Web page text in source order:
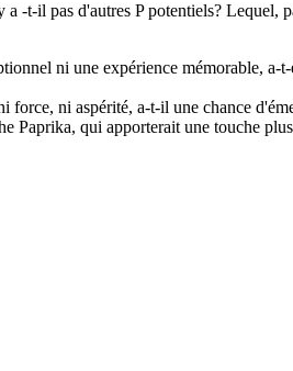
-t-il pas d'autres P potentiels? Lequel,
ni une expérience mémorable, a-
force, ni aspérité, a-t-il une chance
Paprika, qui apporterait une touche